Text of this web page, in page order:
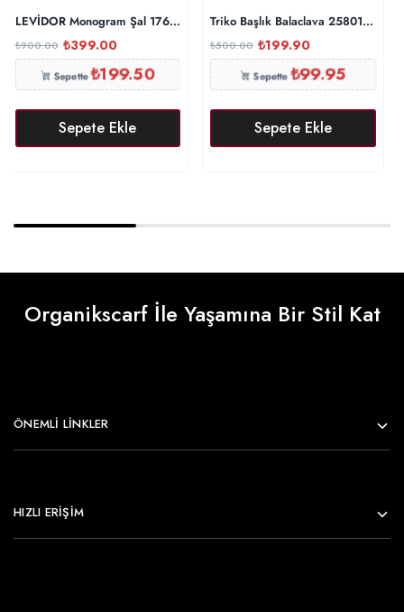
LEVİDOR Monogram Şal 17657 – Zümrüt
₺900.00 ₺399.00
Sepette₺199.50
Sepete Ekle
Triko Başlık Balaclava 25801 – Gri
₺500.00 ₺199.90
Sepette₺99.95
Sepete Ekle
Organikscarf İle Yaşamına Bir Stil Kat
ÖNEMLI LINKLER
HIZLI ERİŞİM